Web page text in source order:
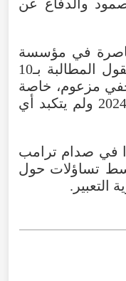
والدفاع عن
في مؤسسة
حرية الصحافة: “من غير المعقول المطالبة بـ10
مزعوم، خاصة
وأن ترامب فاز في انتخابات 2024 ولم يتكبد أي
في صدام ترامب
وسط تساؤلات حول
التعبير.